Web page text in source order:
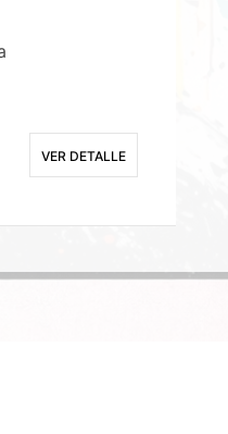
VER DETALLE